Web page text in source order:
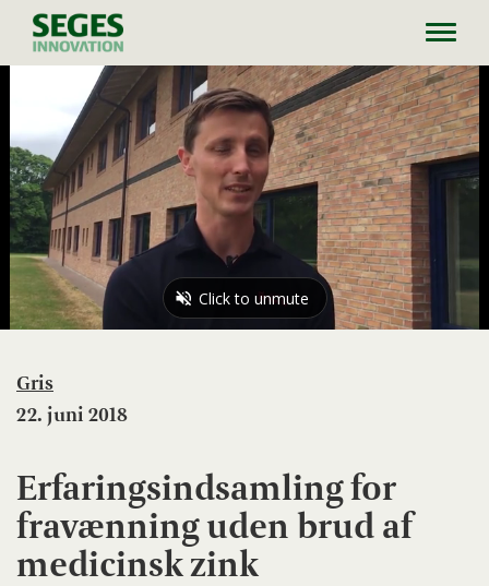
Gris
22. juni 2018
Erfaringsindsamling for
fravænning uden brud af
medicinsk zink